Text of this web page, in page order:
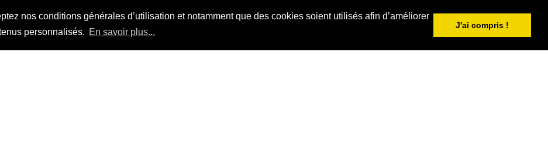
nos conditions générales d’utilisation et notamment que des cookies soient utilisés afin d’améliorer
personnalisés. En savoir plus...
J'ai compris !